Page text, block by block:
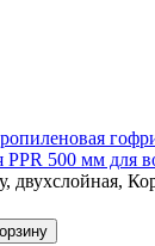
PPR 500 мм для
двухслойная,